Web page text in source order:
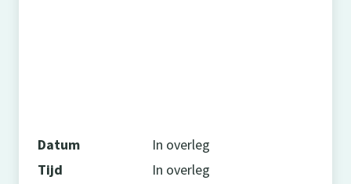
Datum
In overleg
Tijd
In overleg